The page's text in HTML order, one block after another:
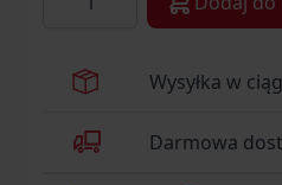
wyprofilowana i zapinana
Wysyłka w
Darmowa